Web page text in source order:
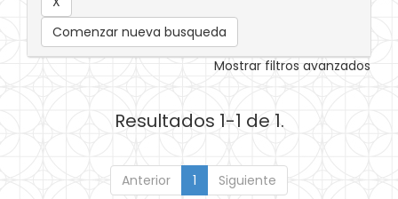
Comenzar nueva busqueda
Mostrar filtros avanzados
Resultados 1-1 de 1.
Anterior 1 Siguiente